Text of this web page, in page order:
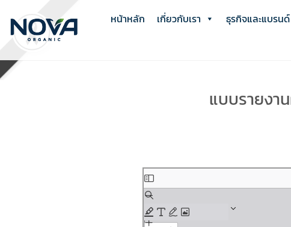
content
หน้าหลัก เกี่ยวกับเรา ธุรกิจและแบรนด์
แบบรายงา
Skip
to
PDF
content